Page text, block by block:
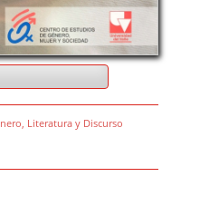
Literatura y Discurso